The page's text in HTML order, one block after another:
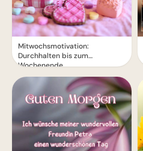
Mitwochsmotivation:
Durchhalten bis zum
Wochenende